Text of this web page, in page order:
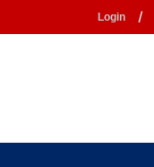
Login /